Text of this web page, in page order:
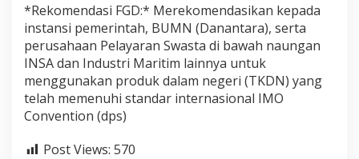
*​Rekomendasi FGD:* Merekomendasikan kepada
instansi pemerintah, BUMN (Danantara), serta
perusahaan Pelayaran Swasta di bawah naungan
INSA dan Industri Maritim lainnya untuk
menggunakan produk dalam negeri (TKDN) yang
telah memenuhi standar internasional IMO
Convention (dps)
Post Views: 570